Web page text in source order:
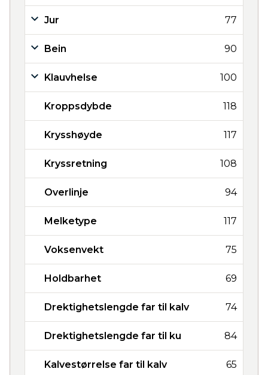
Jur 77
Bein 90
Klauvhelse 100
Kroppsdybde 118
Krysshøyde 117
Kryssretning 108
Overlinje 94
Melketype 117
Voksenvekt 75
Holdbarhet 69
Drektighetslengde far til kalv 74
Drektighetslengde far til ku 84
Kalvestørrelse far til kalv 65